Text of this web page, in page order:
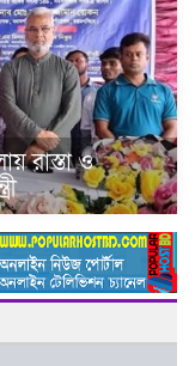
রাস্তা ও